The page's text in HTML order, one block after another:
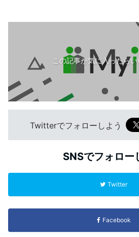
この記事が気に入ったらい
Twitterでフォローしよう
SNSでフォロー
Twitter
Facebook